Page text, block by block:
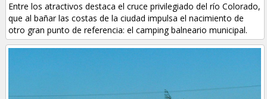
Entre los atractivos destaca el cruce privilegiado del río Colorado,
que al bañar las costas de la ciudad impulsa el nacimiento de
otro gran punto de referencia: el camping balneario municipal.